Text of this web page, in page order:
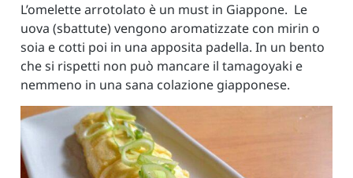
L’omelette arrotolato è un must in Giappone. Le
uova (sbattute) vengono aromatizzate con mirin o
soia e cotti poi in una apposita padella. In un bento
che si rispetti non può mancare il tamagoyaki e
nemmeno in una sana colazione giapponese.